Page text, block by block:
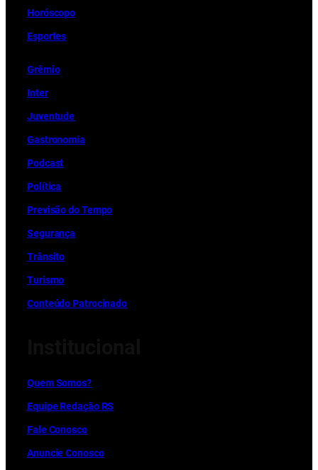
Horóscopo
Esportes
Grêmio
Inter
Juventude
Gastronomia
Podcast
Política
Previsão do Tempo
Segurança
Trânsito
Turismo
Conteúdo Patrocinado
Quem Somos?
Equipe Redação RS
Fale Conosco
Anuncie Conosco